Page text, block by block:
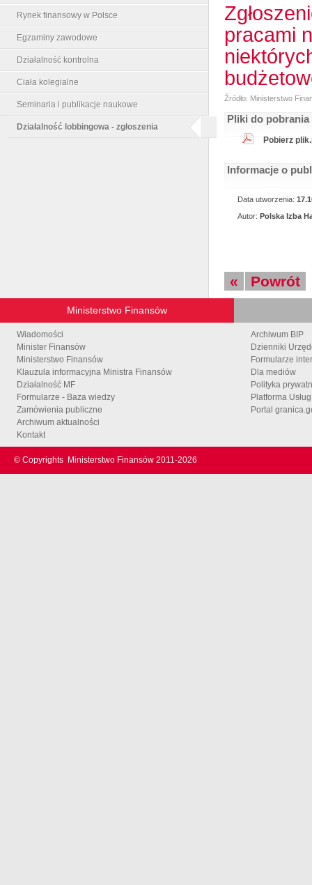
Rynek finansowy w Polsce
Egzaminy zawodowe
Działalność kontrolna
Ciała kolegialne
Seminaria i publikacje naukowe
Działalność lobbingowa - zgłoszenia
pracami
Źródło: Ministerstwo
Pliki do pobrania
Pobierz
Informacje o
Data utworzenia:
Autor: Polska Izba
« Powrót
Ministerstwo Finansów
Wiadomości
Minister Finansów
Ministerstwo Finansów
Klauzula informacyjna Ministra Finansów
Działalność MF
Formularze - Baza wiedzy
Zamówienia publiczne
Archiwum aktualności
Kontakt
Archiwum BIP
Dzienniki
Formularze
Dla mediów
Polityka
Platforma
Portal
© Copyrights Ministerstwo Finansów 2011-2026